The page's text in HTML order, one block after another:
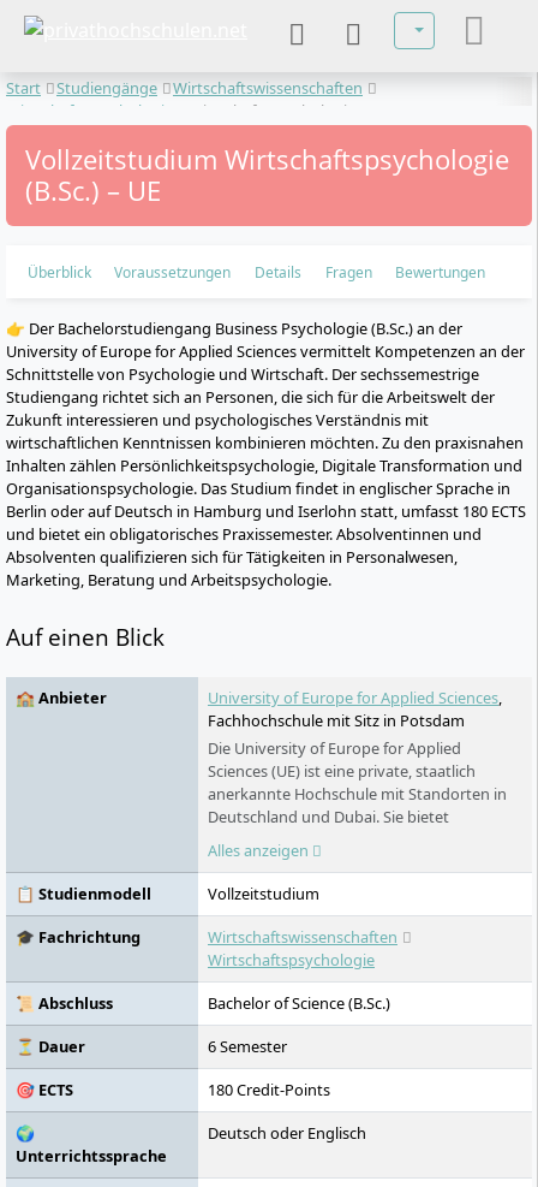
Sprache
Start Studiengänge
Wirtschaftswissenschaften
Wirtschaftspsychologie
Wirtschaftspsychologie
Vollzeitstudium Wirtschaftspsychologie
(B.Sc.) – UE
Überblick Voraussetzungen Details Fragen Bewertungen
👉 Der Bachelorstudiengang Business Psychologie (B.Sc.) an der
University of Europe for Applied Sciences vermittelt Kompetenzen an der
Schnittstelle von Psychologie und Wirtschaft. Der sechssemestrige
Studiengang richtet sich an Personen, die sich für die Arbeitswelt der
Zukunft interessieren und psychologisches Verständnis mit
wirtschaftlichen Kenntnissen kombinieren möchten. Zu den praxisnahen
Inhalten zählen Persönlichkeitspsychologie, Digitale Transformation und
Organisationspsychologie. Das Studium findet in englischer Sprache in
Berlin oder auf Deutsch in Hamburg und Iserlohn statt, umfasst 180 ECTS
und bietet ein obligatorisches Praxissemester. Absolventinnen und
Absolventen qualifizieren sich für Tätigkeiten in Personalwesen,
Marketing, Beratung und Arbeitspsychologie.
Auf einen Blick
🏫 Anbieter University of Europe for Applied Sciences,
Fachhochschule mit Sitz in Potsdam
Die University of Europe for Applied
Sciences (UE) ist eine private, staatlich
anerkannte Hochschule mit Standorten in
Deutschland und Dubai. Sie bietet
praxisnahe Studiengänge in Wirtschaft,
Technologie, Design, Sport und
Psychologie. Mit modernster Ausstattung,
internationalem Fokus und zahlreichen
Stipendien bildet sie zukunftsorientierte
Fachkräfte für das digitale Zeitalter aus.
Alles anzeigen
📋 Studienmodell
Vollzeitstudium
🎓 Fachrichtung
Wirtschaftswissenschaften
Wirtschaftspsychologie
📜 Abschluss
Bachelor of Science (B.Sc.)
⏳ Dauer
6 Semester
🎯 ECTS
180 Credit-Points
🌍
Unterrichtssprache
Deutsch oder Englisch